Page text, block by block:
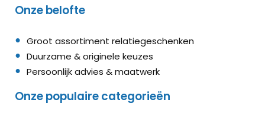
Onze belofte
Groot assortiment relatiegeschenken
Duurzame & originele keuzes
Persoonlijk advies & maatwerk
Onze populaire categorieën